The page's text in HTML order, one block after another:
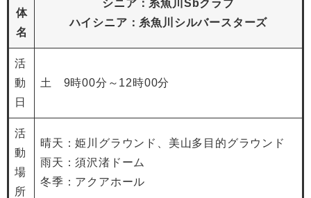
体
名
シニア：糸魚川Sbクラブ
ハイシニア：糸魚川シルバースターズ
活
動
日
土 9時00分～12時00分
活
動
場
所
晴天：姫川グラウンド、美山多目的グラウンド
雨天：須沢渚ドーム
冬季：アクアホール